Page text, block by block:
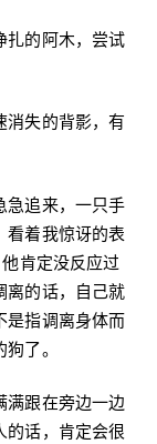
扎的阿木，尝试
消失的背影，有
急追来，一只手
看着我惊讶的表
肯定没反应过
离的话，自己就
是指调离身体而
了。
满跟在旁边一边
的话，肯定会很